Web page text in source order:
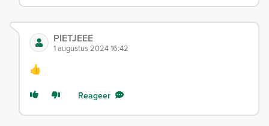
PIETJEEE
1 augustus 2024 16:42
👍
Reageer